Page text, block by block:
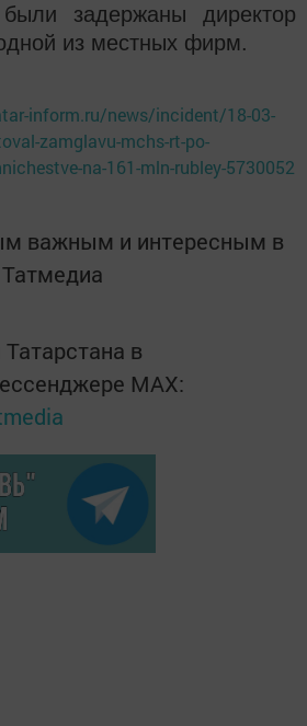
задержаны директор
из местных фирм.
inform.ru/news/incident/18-03-
zamglavu-mchs-rt-po-
na-161-mln-rubley-5730052
важным и интересным в
Татмедиа
в
MАХ: